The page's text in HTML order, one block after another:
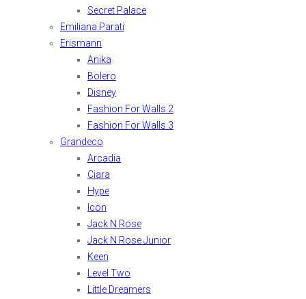
Secret Palace
Emiliana Parati
Erismann
Anika
Bolero
Disney
Fashion For Walls 2
Fashion For Walls 3
Grandeco
Arcadia
Ciara
Hype
Icon
Jack N Rose
Jack N Rose Junior
Keen
Level Two
Little Dreamers